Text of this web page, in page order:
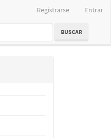
Registrarse Entrar
BUSCAR